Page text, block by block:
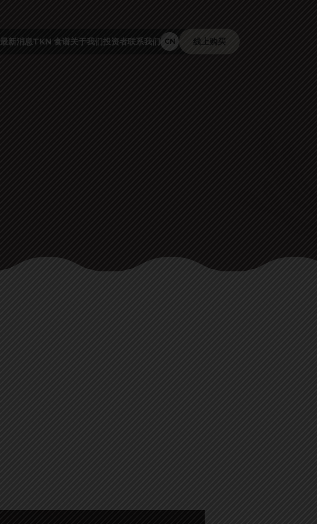
最新消息TKN 食谱关于我们投资者联系我们 CN 线上购买